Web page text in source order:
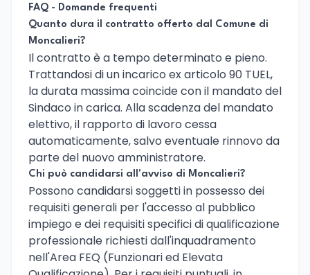
FAQ - Domande frequenti
Quanto dura il contratto offerto dal Comune di
Moncalieri?
Il contratto è a tempo determinato e pieno.
Trattandosi di un incarico ex articolo 90 TUEL,
la durata massima coincide con il mandato del
Sindaco in carica. Alla scadenza del mandato
elettivo, il rapporto di lavoro cessa
automaticamente, salvo eventuale rinnovo da
parte del nuovo amministratore.
Chi può candidarsi all'avviso di Moncalieri?
Possono candidarsi soggetti in possesso dei
requisiti generali per l'accesso al pubblico
impiego e dei requisiti specifici di qualificazione
professionale richiesti dall'inquadramento
nell'Area FEQ (Funzionari ed Elevata